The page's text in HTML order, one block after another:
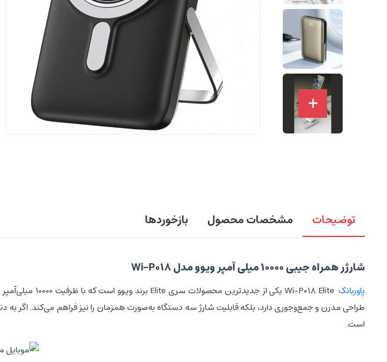
توضیحات مشخصات محصول بازخوردها
شارژر همراه جیبی 10000 میلی آمپر ویوو مدل Wi-P018
پاوربانک
است.